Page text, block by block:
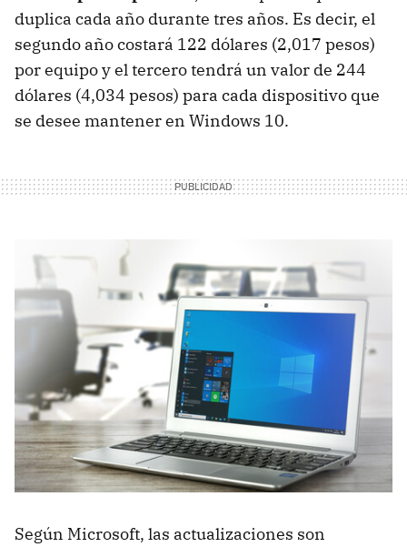
duplica cada año durante tres años. Es decir, el
segundo año costará 122 dólares (2,017 pesos)
por equipo y el tercero tendrá un valor de 244
dólares (4,034 pesos) para cada dispositivo que
se desee mantener en Windows 10.
Según Microsoft, las actualizaciones son